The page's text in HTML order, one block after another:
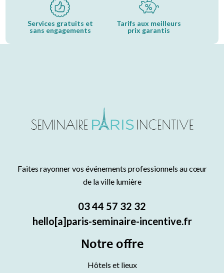
Services gratuits et
sans engagements
Tarifs aux meilleurs
prix garantis
Faites rayonner vos événements professionnels au cœur
de la ville lumière
03 44 57 32 32
hello[a]paris-seminaire-incentive.fr
Notre offre
Hôtels et lieux